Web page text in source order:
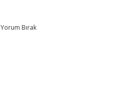
Yorum Bırak